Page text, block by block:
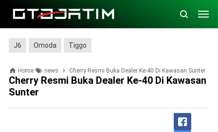
J6 Omoda Tiggo
Home news Cherry Resmi Buka Dealer Ke-40 Di Kawasan Sunter
Cherry Resmi Buka Dealer Ke-40 Di Kawasan
Sunter